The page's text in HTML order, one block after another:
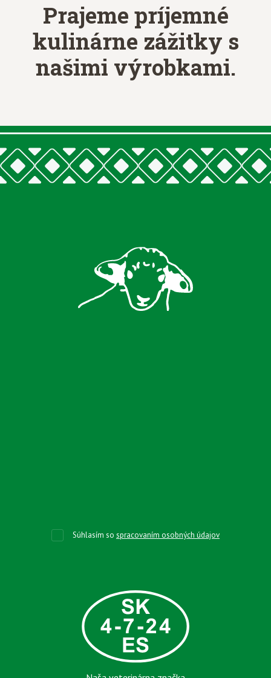
Prajeme príjemné
kulinárne zážitky s
našimi výrobkami.
Súhlasím sospracovaním osobných údajov